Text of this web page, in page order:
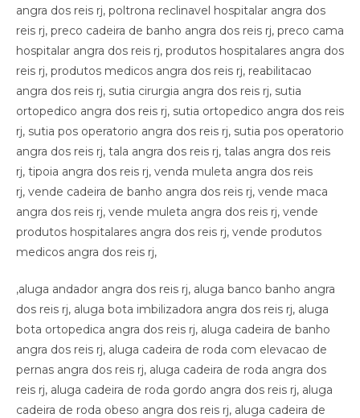
angra dos reis rj, poltrona reclinavel hospitalar angra dos
reis rj, preco cadeira de banho angra dos reis rj, preco cama
hospitalar angra dos reis rj, produtos hospitalares angra dos
reis rj, produtos medicos angra dos reis rj, reabilitacao
angra dos reis rj, sutia cirurgia angra dos reis rj, sutia
ortopedico angra dos reis rj, sutia ortopedico angra dos reis
rj, sutia pos operatorio angra dos reis rj, sutia pos operatorio
angra dos reis rj, tala angra dos reis rj, talas angra dos reis
rj, tipoia angra dos reis rj, venda muleta angra dos reis
rj, vende cadeira de banho angra dos reis rj, vende maca
angra dos reis rj, vende muleta angra dos reis rj, vende
produtos hospitalares angra dos reis rj, vende produtos
medicos angra dos reis rj,
,aluga andador angra dos reis rj, aluga banco banho angra
dos reis rj, aluga bota imbilizadora angra dos reis rj, aluga
bota ortopedica angra dos reis rj, aluga cadeira de banho
angra dos reis rj, aluga cadeira de roda com elevacao de
pernas angra dos reis rj, aluga cadeira de roda angra dos
reis rj, aluga cadeira de roda gordo angra dos reis rj, aluga
cadeira de roda obeso angra dos reis rj, aluga cadeira de